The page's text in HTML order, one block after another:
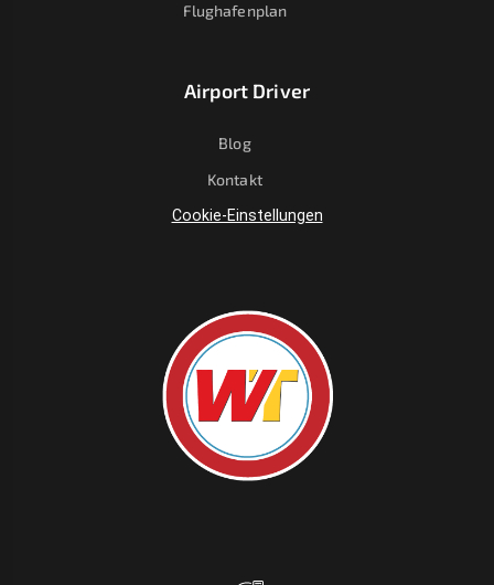
Flughafenplan
Airport Driver
Blog
Kontakt
Cookie-Einstellungen